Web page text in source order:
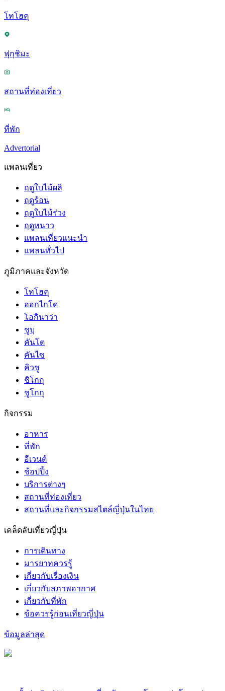
โทโฮคุ
ฟุกุชิมะ
สถานที่ท่องเที่ยว
ที่พัก
Advertorial
แพลนเที่ยว
ฤดูใบไม้ผลิ
ฤดูร้อน
ฤดูใบไม้ร่วง
ฤดูหนาว
แพลนเที่ยวแนะนำ
แพลนทั่วไป
ภูมิภาคและจังหวัด
โทโฮคุ
ฮอกไกโด
โอกินาว่า
ชูบุ
คันโต
คันไซ
คิวชู
ชิโกกุ
ชูโกกุ
กิจกรรม
อาหาร
ที่พัก
อีเวนต์
ช้อปปิ้ง
บริการต่างๆ
สถานที่ท่องเที่ยว
สถานที่และกิจกรรมสไตล์ญี่ปุ่นในไทย
เคล็ดลับเที่ยวญี่ปุ่น
การเดินทาง
มารยาทควรรู้
เกี่ยวกับเรื่องเงิน
เกี่ยวกับสภาพอากาศ
เกี่ยวกับที่พัก
ข้อควรรู้ก่อนเที่ยวญี่ปุ่น
ข้อมูลล่าสุด